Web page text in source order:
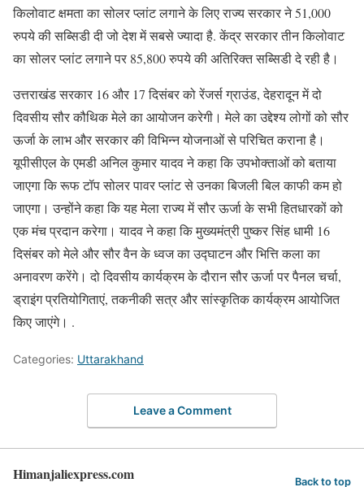
किलोवाट क्षमता का सोलर प्लांट लगाने के लिए राज्य सरकार ने 51,000
रुपये की सब्सिडी दी जो देश में सबसे ज्यादा है. केंद्र सरकार तीन किलोवाट
का सोलर प्लांट लगाने पर 85,800 रुपये की अतिरिक्त सब्सिडी दे रही है।
उत्तराखंड सरकार 16 और 17 दिसंबर को रेंजर्स ग्राउंड, देहरादून में दो
दिवसीय सौर कौथिक मेले का आयोजन करेगी। मेले का उद्देश्य लोगों को सौर
ऊर्जा के लाभ और सरकार की विभिन्न योजनाओं से परिचित कराना है।
यूपीसीएल के एमडी अनिल कुमार यादव ने कहा कि उपभोक्ताओं को बताया
जाएगा कि रूफ टॉप सोलर पावर प्लांट से उनका बिजली बिल काफी कम हो
जाएगा। उन्होंने कहा कि यह मेला राज्य में सौर ऊर्जा के सभी हितधारकों को
एक मंच प्रदान करेगा। यादव ने कहा कि मुख्यमंत्री पुष्कर सिंह धामी 16
दिसंबर को मेले और सौर वैन के ध्वज का उद्घाटन और भित्ति कला का
अनावरण करेंगे। दो दिवसीय कार्यक्रम के दौरान सौर ऊर्जा पर पैनल चर्चा,
ड्राइंग प्रतियोगिताएं, तकनीकी सत्र और सांस्कृतिक कार्यक्रम आयोजित
किए जाएंगे। .
Categories: Uttarakhand
Leave a Comment
Himanjaliexpress.com Back to top